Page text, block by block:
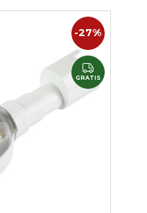
-27%
GRATIS